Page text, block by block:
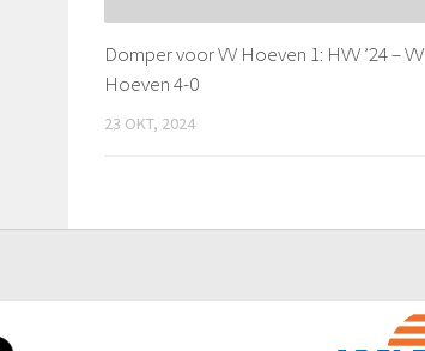
Domper voor VV Hoeven 1: HVV ’24 – VV
Hoeven 4-0
23 OKT, 2024